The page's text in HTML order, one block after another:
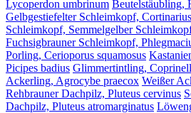
Lycoperdon umbrinum Beutelstäubling,
Gelbgestiefelter Schleimkopf,
Schleimkopf, Semmelgelber
Fuchsigbrauner Schleimkopf,
Porling, Cerioporus squamosus
Picipes badius Glimmertintling,
Ackerling, Agrocybe praecox Weißer
Rehbrauner Dachpilz, Pluteus cervinus
Dachpilz, Pluteus atromarginatus